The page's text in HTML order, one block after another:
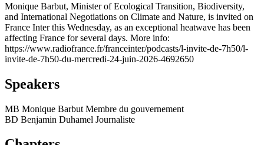
Monique Barbut, Minister of Ecological Transition, Biodiversity,
and International Negotiations on Climate and Nature, is invited on
France Inter this Wednesday, as an exceptional heatwave has been
affecting France for several days. More info:
https://www.radiofrance.fr/franceinter/podcasts/l-invite-de-7h50/l-
invite-de-7h50-du-mercredi-24-juin-2026-4692650
Speakers
MB Monique Barbut Membre du gouvernement
BD Benjamin Duhamel Journaliste